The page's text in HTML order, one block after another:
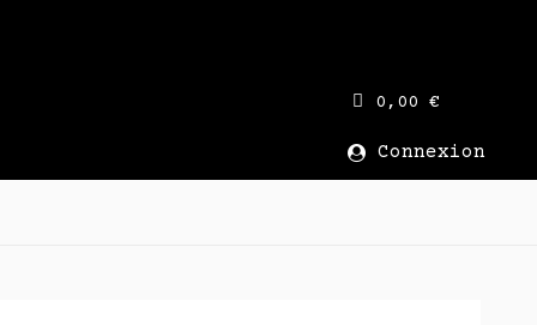
0,00 €
Connexion